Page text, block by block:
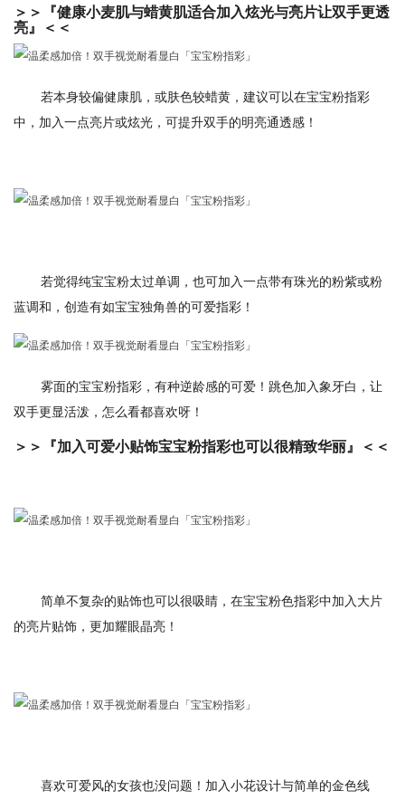
＞＞『健康小麦肌与蜡黄肌适合加入炫光与亮片让双手更透
亮』＜＜
若本身较偏健康肌，或肤色较蜡黄，建议可以在宝宝粉指彩
中，加入一点亮片或炫光，可提升双手的明亮通透感！
若觉得纯宝宝粉太过单调，也可加入一点带有珠光的粉紫或粉
蓝调和，创造有如宝宝独角兽的可爱指彩！
雾面的宝宝粉指彩，有种逆龄感的可爱！跳色加入象牙白，让
双手更显活泼，怎么看都喜欢呀！
＞＞『加入可爱小贴饰宝宝粉指彩也可以很精致华丽』＜＜
简单不复杂的贴饰也可以很吸睛，在宝宝粉色指彩中加入大片
的亮片贴饰，更加耀眼晶亮！
喜欢可爱风的女孩也没问题！加入小花设计与简单的金色线